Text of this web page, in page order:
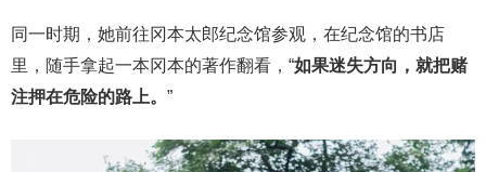
同一时期，她前往冈本太郎纪念馆参观，在纪念馆的书店
里，随手拿起一本冈本的著作翻看，“如果迷失方向，就把赌
注押在危险的路上。 ”